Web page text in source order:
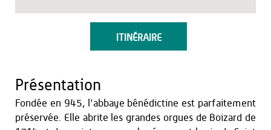
ITINÉRAIRE
Présentation
Fondée en 945, l'abbaye bénédictine est parfaitement
préservée. Elle abrite les grandes orgues de Boizard de